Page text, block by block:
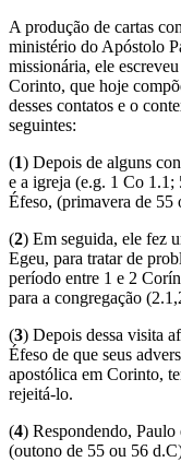
A produção de cartas
ministério do Apóstolo
missionária, ele
Corinto, que hoje
desses contatos e o
seguintes:
(1) Depois de alguns
e a igreja (e.g. 1 Co
Éfeso, (primavera de 55
(2) Em seguida, ele fez
Egeu, para tratar de
período entre 1 e 2
para a congregação
(3) Depois dessa visita
Éfeso de que seus
apostólica em Corinto,
rejeitá-lo.
(4) Respondendo,
(outono de 55 ou 56